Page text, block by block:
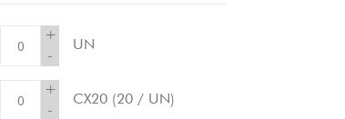
+
-
UN
+
-
CX20 (20 / UN)